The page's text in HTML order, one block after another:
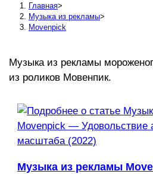
Главная>
Музыка из рекламы>
Movenpick
Музыка из рекламы
из роликов Мовенпик.
Музыка из рекламы